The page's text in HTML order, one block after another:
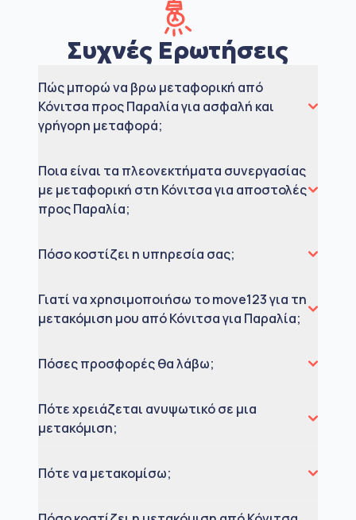
Συχνές Ερωτήσεις
Πώς μπορώ να βρω μεταφορική από
Κόνιτσα προς Παραλία για ασφαλή και
γρήγορη μεταφορά;
Ποια είναι τα πλεονεκτήματα συνεργασίας
με μεταφορική στη Κόνιτσα για αποστολές
προς Παραλία;
Πόσο κοστίζει η υπηρεσία σας;
Γιατί να χρησιμοποιήσω το move123 για τη
μετακόμιση μου από Κόνιτσα για Παραλία;
Πόσες προσφορές θα λάβω;
Πότε χρειάζεται ανυψωτικό σε μια
μετακόμιση;
Πότε να μετακομίσω;